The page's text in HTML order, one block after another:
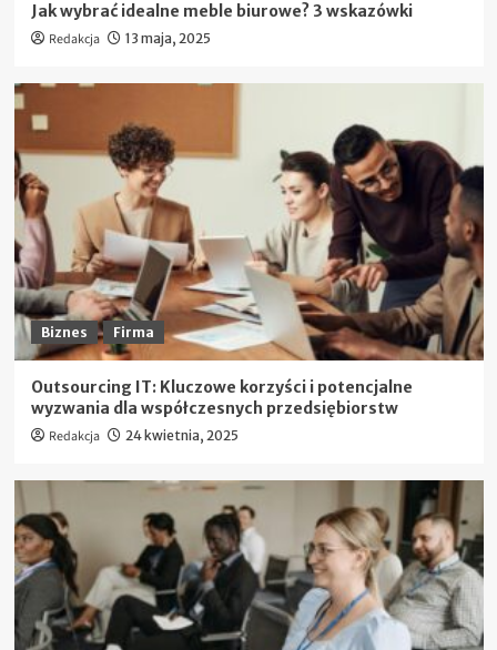
Jak wybrać idealne meble biurowe? 3 wskazówki
Redakcja 13 maja, 2025
Biznes Firma
Outsourcing IT: Kluczowe korzyści i potencjalne
wyzwania dla współczesnych przedsiębiorstw
Redakcja 24 kwietnia, 2025